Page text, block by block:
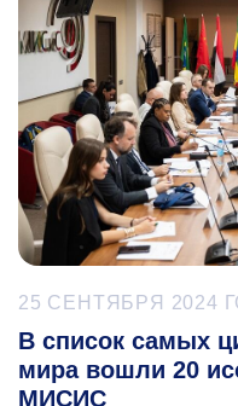
25 СЕНТЯБРЯ 2024
В список самых
мира вошли 20
МИСИС